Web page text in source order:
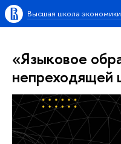
Высшая школа экономики
«Языковое
непреходящей